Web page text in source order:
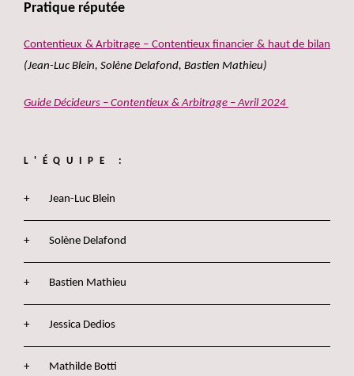
Pratique réputée
Contentieux & Arbitrage – Contentieux financier & haut de bilan
(Jean-Luc Blein, Solène Delafond, Bastien Mathieu)
Guide Décideurs – Contentieux & Arbitrage – Avril 2024
L'ÉQUIPE :
Jean-Luc Blein
Solène Delafond
Bastien Mathieu
Jessica Dedios
Mathilde Botti